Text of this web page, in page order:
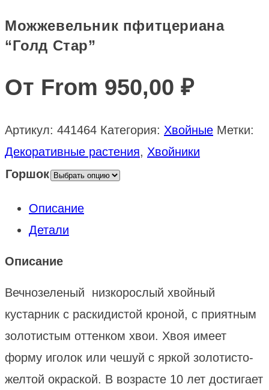
Можжевельник пфитцериана
“Голд Стар”
От From 950,00 ₽
Артикул: 441464 Категория: Хвойные Метки:
Декоративные растения, Хвойники
Горшок
Описание
Детали
Описание
Вечнозеленый низкорослый хвойный
кустарник с раскидистой кроной, с приятным
золотистым оттенком хвои. Хвоя имеет
форму иголок или чешуй с яркой золотисто-
желтой окраской. В возрасте 10 лет достигает